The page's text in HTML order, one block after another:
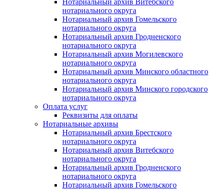
нотариального округа
Нотариальный архив Гомельского
нотариального округа
Нотариальный архив Гродненского
нотариального округа
Нотариальный архив Могилевского
нотариального округа
Нотариальный архив Минского областного
нотариального округа
Нотариальный архив Минского городского
нотариального округа
Оплата услуг
Реквизиты для оплаты
Нотариальные архивы
Нотариальный архив Брестского
нотариального округа
Нотариальный архив Витебского
нотариального округа
Нотариальный архив Гродненского
нотариального округа
Нотариальный архив Гомельского